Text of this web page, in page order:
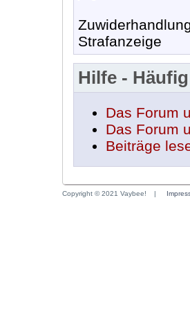
Strafanzeige
Hilfe -
Das Forum
Das Forum
Beiträge
Copyright © 2021 Vaybee! |